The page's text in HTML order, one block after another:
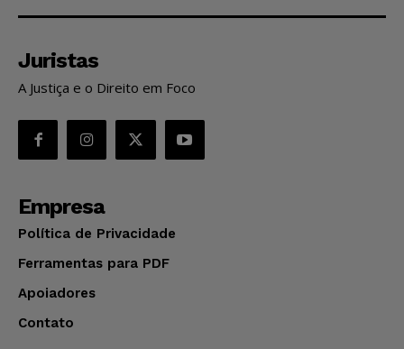
Juristas
A Justiça e o Direito em Foco
Empresa
Política de Privacidade
Ferramentas para PDF
Apoiadores
Contato